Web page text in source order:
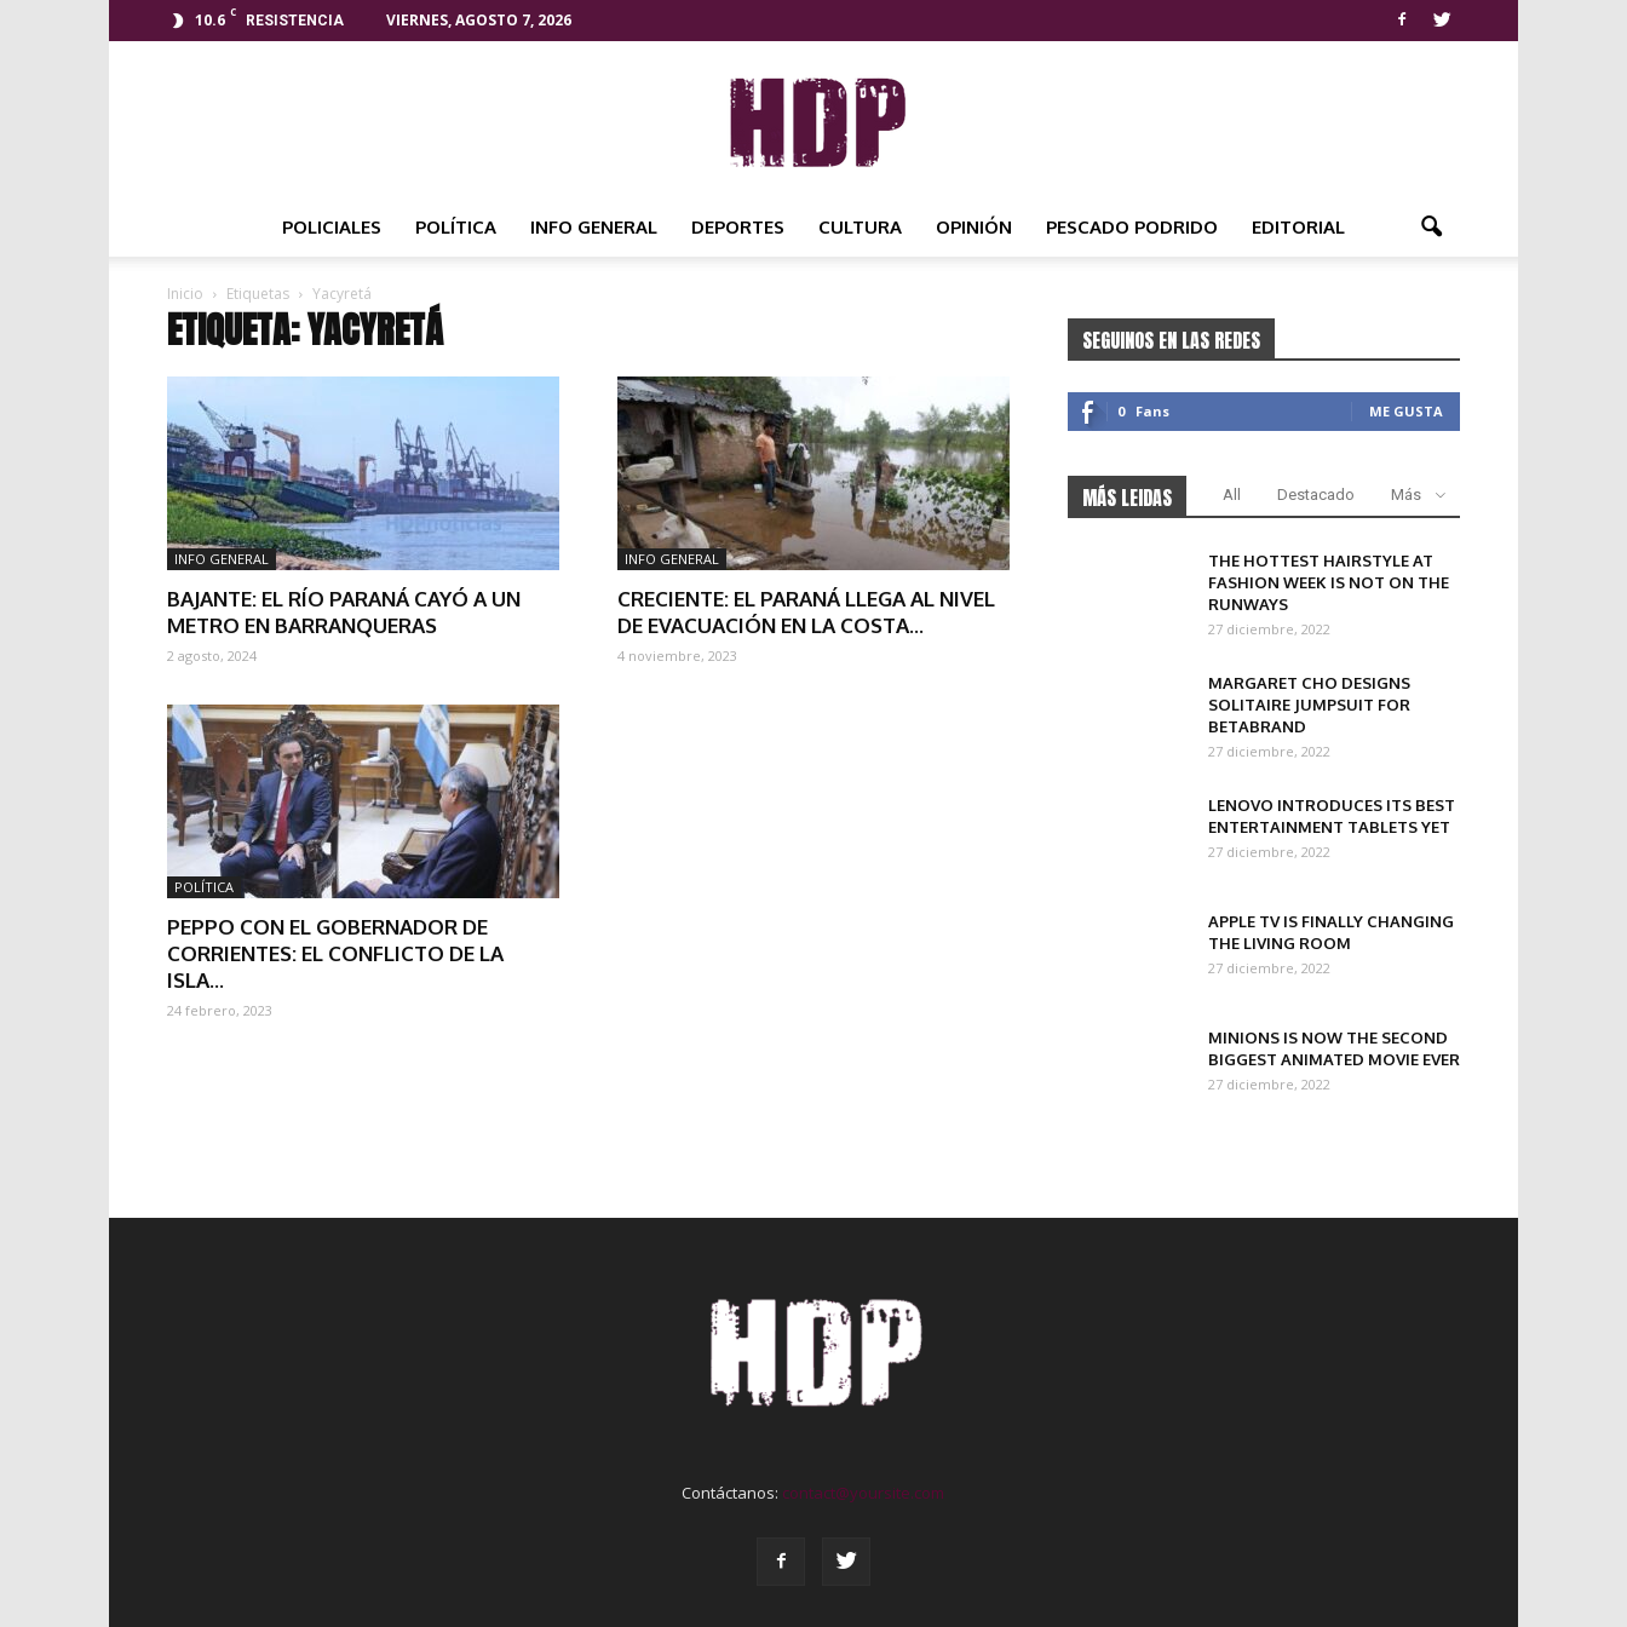
10.6 C
RESISTENCIA VIERNES, AGOSTO 7, 2026
NOTICIAS
POLICIALES POLÍTICA INFO GENERAL DEPORTES CULTURA OPINIÓN PESCADO PODRIDO EDITORIAL
Inicio Etiquetas Yacyretá
ETIQUETA: YACYRETÁ
INFO GENERAL
BAJANTE: EL RÍO PARANÁ CAYÓ A UN
METRO EN BARRANQUERAS
2 agosto, 2024
INFO GENERAL
CRECIENTE: EL PARANÁ LLEGA AL NIVEL
DE EVACUACIÓN EN LA COSTA...
4 noviembre, 2023
POLÍTICA
PEPPO CON EL GOBERNADOR DE
CORRIENTES: EL CONFLICTO DE LA
ISLA...
24 febrero, 2023
SEGUINOS EN LAS REDES
0 Fans ME GUSTA
MÁS LEIDAS All Destacado Más
THE HOTTEST HAIRSTYLE AT
FASHION WEEK IS NOT ON THE
RUNWAYS
27 diciembre, 2022
MARGARET CHO DESIGNS
SOLITAIRE JUMPSUIT FOR
BETABRAND
27 diciembre, 2022
LENOVO INTRODUCES ITS BEST
ENTERTAINMENT TABLETS YET
27 diciembre, 2022
APPLE TV IS FINALLY CHANGING
THE LIVING ROOM
27 diciembre, 2022
MINIONS IS NOW THE SECOND
BIGGEST ANIMATED MOVIE EVER
27 diciembre, 2022
Contáctanos: contact@yoursite.com